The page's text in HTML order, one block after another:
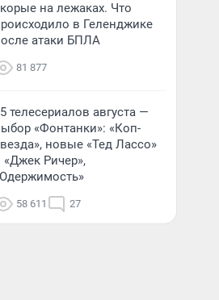
на лежаках. Что
в Геленджике
атаки БПЛА
81 877
телесериалов августа —
«Фонтанки»: «Коп-
новые «Тед Лассо»
«Джек Ричер»,
58 611 27